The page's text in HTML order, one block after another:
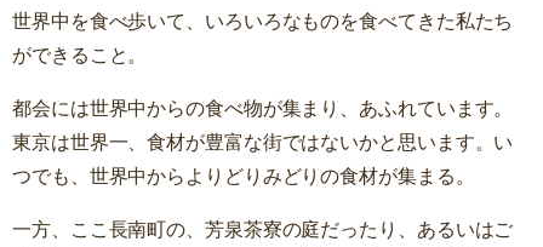
世界中を食べ歩いて、いろいろなものを食べてきた私たち
ができること。
都会には世界中からの食べ物が集まり、あふれています。
東京は世界一、食材が豊富な街ではないかと思います。い
つでも、世界中からよりどりみどりの食材が集まる。
一方、ここ長南町の、芳泉茶寮の庭だったり、あるいはご